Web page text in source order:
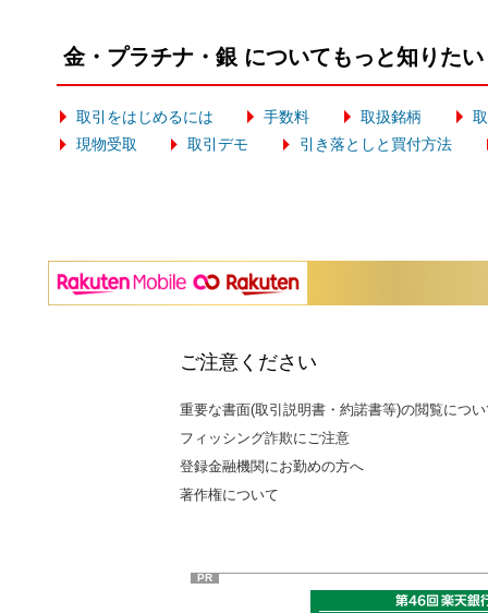
金・プラチナ・銀 についてもっと知りたい
取引をはじめるには 手数料 取扱銘柄
現物受取
取引デモ 引き落としと買付方法
ご注意ください
重要な書面(取引説明書・約諾書等)の閲覧につ
フィッシング詐欺にご注意
登録金融機関にお勤めの方へ
著作権について
PR